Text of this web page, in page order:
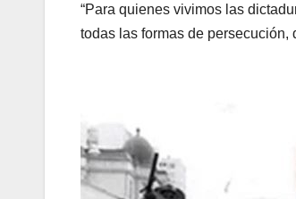
“Para quienes vivimos las
todas las formas de persecución,